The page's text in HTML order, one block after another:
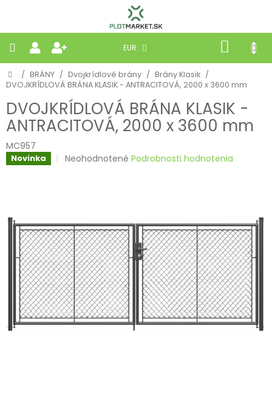
EUR
KOŠÍK
PLETIVÁ
PANELY
BRÁNY
BETÓNOVÉ
STRIEŠKY
ČLÁNKY
Kalkulácia
zdarma
Domov
/ BRÁNY / Dvojkrídlové brány / Brány Klasik /
DVOJKRÍDLOVÁ BRÁNA KLASIK - ANTRACITOVÁ, 2000 x 3600 mm
DVOJKRÍDLOVÁ BRÁNA KLASIK -
ANTRACITOVÁ, 2000 x 3600 mm
MC957
Novinka
Priemerné
5
hviezdičiek.
Neohodnotené Podrobnosti hodnotenia